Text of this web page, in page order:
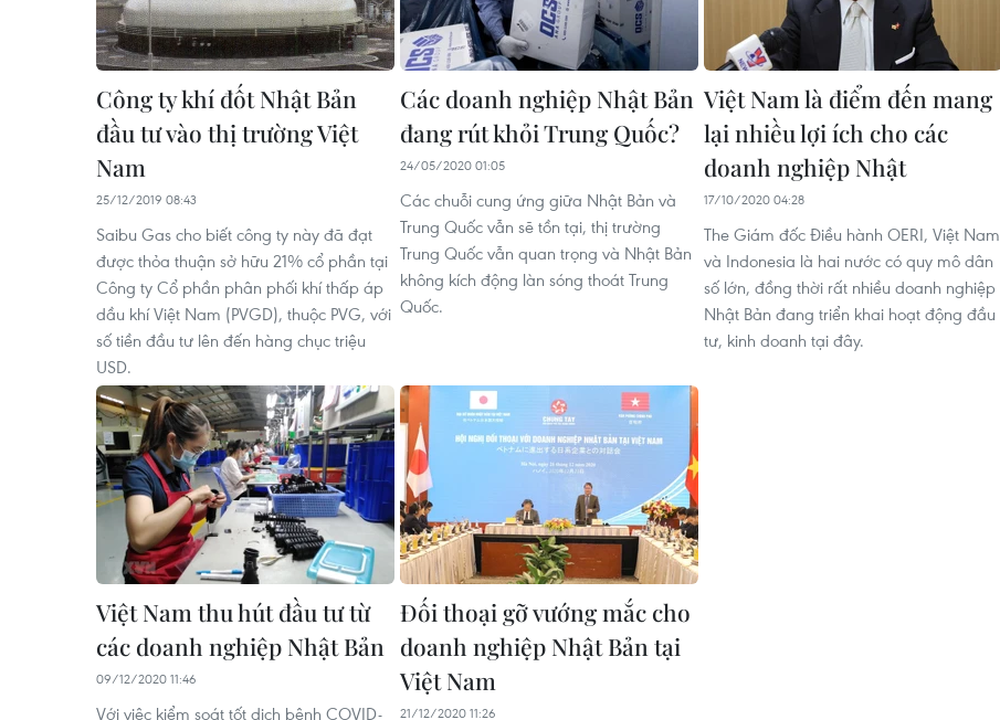
Công ty khí đốt Nhật Bản
đầu tư vào thị trường Việt
Nam
25/12/2019 08:43
Saibu Gas cho biết công ty này đã đạt
được thỏa thuận sở hữu 21% cổ phần tại
Công ty Cổ phần phân phối khí thấp áp
dầu khí Việt Nam (PVGD), thuộc PVG, với
số tiền đầu tư lên đến hàng chục triệu
USD.
Các doanh nghiệp Nhật Bản
đang rút khỏi Trung Quốc?
24/05/2020 01:05
Các chuỗi cung ứng giữa Nhật Bản và
Trung Quốc vẫn sẽ tồn tại, thị trường
Trung Quốc vẫn quan trọng và Nhật Bản
không kích động làn sóng thoát Trung
Quốc.
Việt Nam là điểm đến mang
lại nhiều lợi ích cho các
doanh nghiệp Nhật
17/10/2020 04:28
The Giám đốc Điều hành OERI, Việt Nam
và Indonesia là hai nước có quy mô dân
số lớn, đồng thời rất nhiều doanh nghiệp
Nhật Bản đang triển khai hoạt động đầu
tư, kinh doanh tại đây.
Việt Nam thu hút đầu tư từ
các doanh nghiệp Nhật Bản
09/12/2020 11:46
Với việc kiểm soát tốt dịch bệnh COVID-
Đối thoại gỡ vướng mắc cho
doanh nghiệp Nhật Bản tại
Việt Nam
21/12/2020 11:26